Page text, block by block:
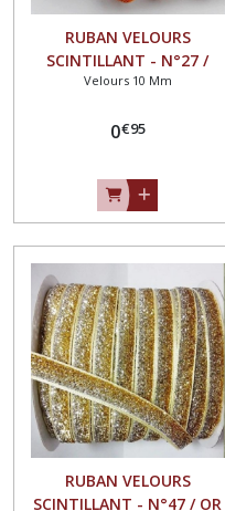
RUBAN VELOURS
SCINTILLANT - N°27 /
CUIVRE ** 10 mm ** GALON
au mètre
Velours 10 Mm
0€95
RUBAN VELOURS
SCINTILLANT - N°47 / OR